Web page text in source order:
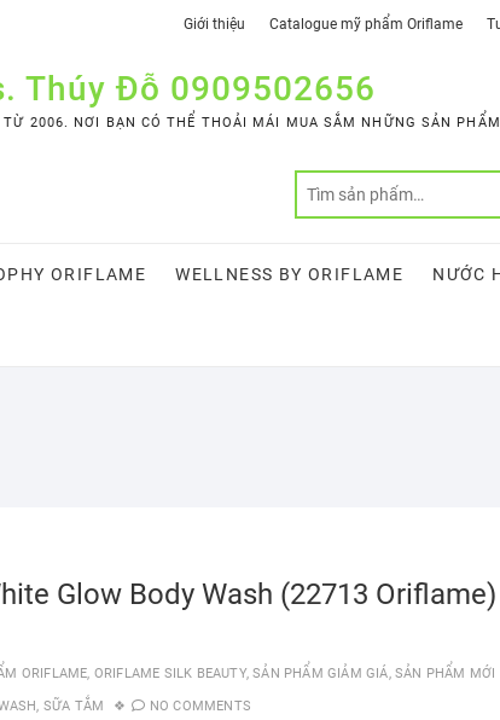
Giới thiệu Catalogue mỹ phẩm Oriflame
Thúy Đỗ 0909502656
2006. NƠI BẠN CÓ THỂ THOẢI MÁI MUA SẮM NHỮNG SẢN
ORIFLAME WELLNESS BY ORIFLAME NƯỚC
Glow Body Wash (22713 Oriflame)
ORIFLAME, ORIFLAME SILK BEAUTY,SẢN PHẨM GIẢM GIÁ,SẢN PHẨM MỚI
, SỮA TẮM NO COMMENTS